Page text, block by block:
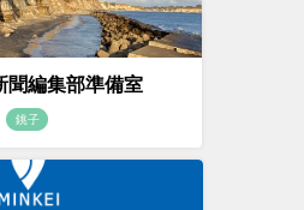
聞編集部準備室
銚子